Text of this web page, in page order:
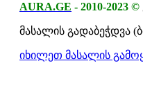
AURA.GE - 2010-2023 ©
მასალის გადაბეჭდვა
იხილეთ მასალის